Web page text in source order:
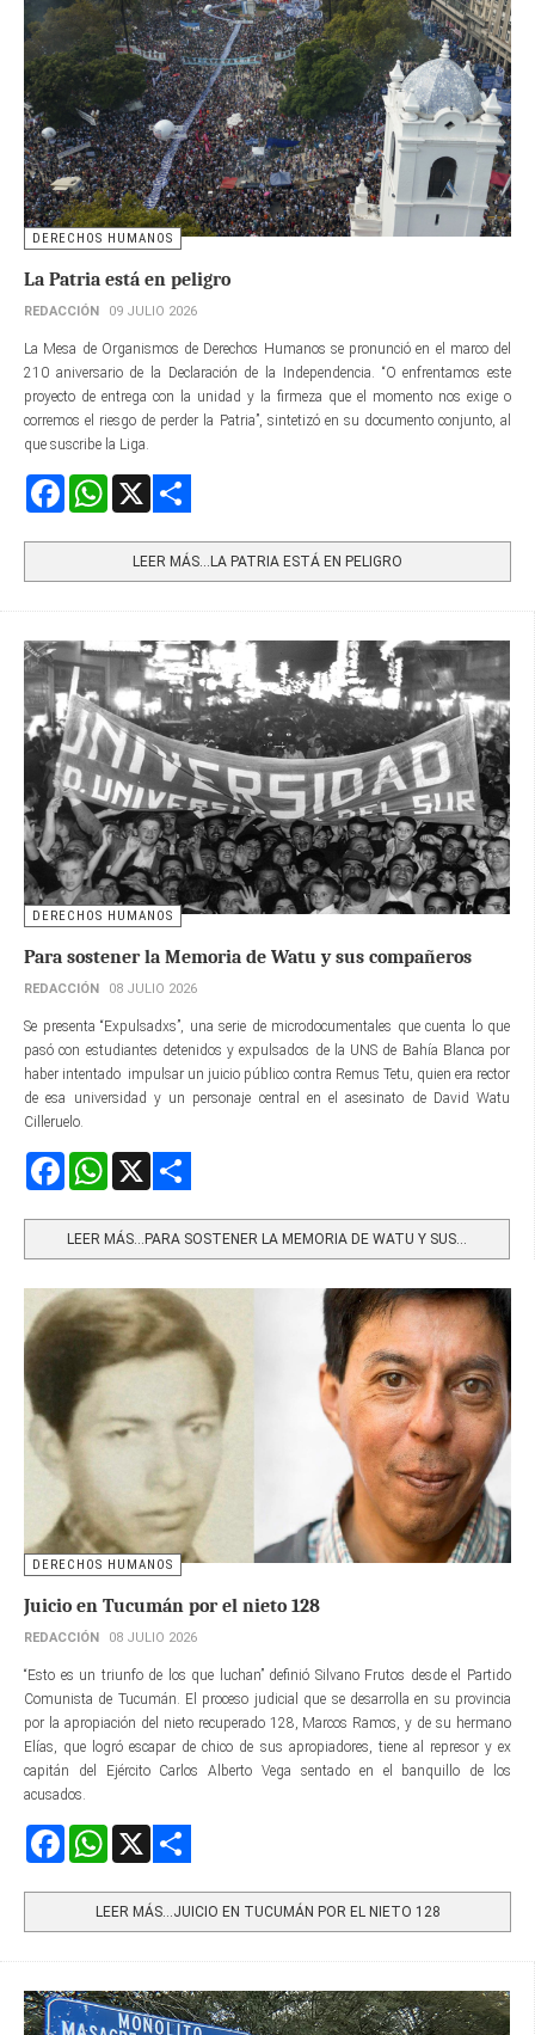
DERECHOS HUMANOS
La Patria está en peligro
REDACCIÓN 09 JULIO 2026
La Mesa de Organismos de Derechos Humanos se pronunció en el marco del
210 aniversario de la Declaración de la Independencia. “O enfrentamos este
proyecto de entrega con la unidad y la firmeza que el momento nos exige o
corremos el riesgo de perder la Patria”, sintetizó en su documento conjunto, al
que suscribe la Liga.
FacebookWhatsApp
LEER MÁS…LA PATRIA ESTÁ EN PELIGRO
DERECHOS HUMANOS
Para sostener la Memoria de Watu y sus compañeros
REDACCIÓN 08 JULIO 2026
Se presenta “Expulsadxs”, una serie de microdocumentales que cuenta lo que
pasó con estudiantes detenidos y expulsados de la UNS de Bahía Blanca por
haber intentado impulsar un juicio público contra Remus Tetu, quien era rector
de esa universidad y un personaje central en el asesinato de David Watu
Cilleruelo.
FacebookWhatsApp
LEER MÁS…PARA SOSTENER LA MEMORIA DE WATU Y SUS...
DERECHOS HUMANOS
Juicio en Tucumán por el nieto 128
REDACCIÓN 08 JULIO 2026
“Esto es un triunfo de los que luchan” definió Silvano Frutos desde el Partido
Comunista de Tucumán. El proceso judicial que se desarrolla en su provincia
por la apropiación del nieto recuperado 128, Marcos Ramos, y de su hermano
Elías, que logró escapar de chico de sus apropiadores, tiene al represor y ex
capitán del Ejército Carlos Alberto Vega sentado en el banquillo de los
acusados.
FacebookWhatsApp
LEER MÁS…JUICIO EN TUCUMÁN POR EL NIETO 128